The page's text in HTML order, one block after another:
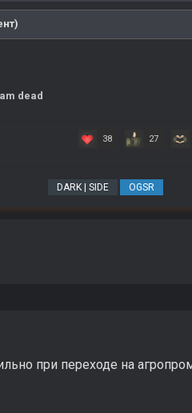
dead
38 27
DARK | SIDE OGSR
при переходе на